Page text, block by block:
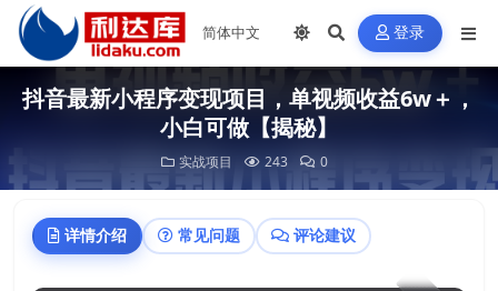
登录
抖音最新小程序变现项目，单视频收益6w＋，
小白可做【揭秘】
实战项目 243 0
详情介绍 常见问题 评论建议